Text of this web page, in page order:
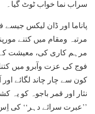
سراب نما خواب ٹوٹ گیا۔
پاناما اور ڈان لیکس جیسے
مرتبہ ومقام میں کتنے
مرہم کاری کی، معیشت
فوج کی عزت وآبرو میں
کون سے چار چاند لگائے
نثار اور قمر باجوہ کو
’’عبرت سرائے دہر‘‘ کی